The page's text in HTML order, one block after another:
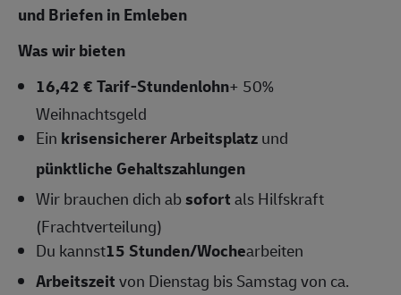
und Briefen in Emleben
Was wir bieten
16,42 € Tarif-Stundenlohn+ 50%
Weihnachtsgeld
Ein krisensicherer Arbeitsplatzund
pünktliche Gehaltszahlungen
Wir brauchen dich absofortals Hilfskraft
(Frachtverteilung)
Du kannst15 Stunden/Wochearbeiten
Arbeitszeitvon Dienstag bis Samstag von ca.